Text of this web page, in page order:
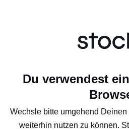
Du verwendest
Wechsle bitte umgehend
weiterhin nutzen zu können.